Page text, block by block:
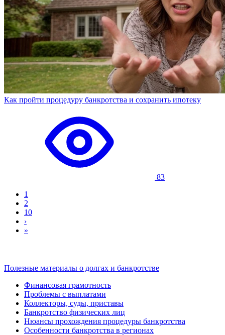
Как пройти процедуру банкротства и сохранить ипотеку
83
1
2
10
›
»
Полезные материалы о долгах и банкротстве
Финансовая грамотность
Проблемы с выплатами
Коллекторы, суды, приставы
Банкротство физических лиц
Нюансы прохождения процедуры банкротства
Особенности банкротства в регионах